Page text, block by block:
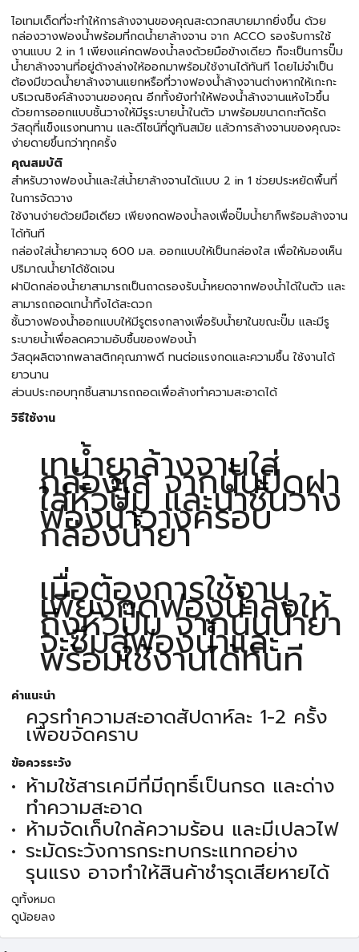
ไอเทมเด็ดที่จะทำให้การล้างจานของคุณสะดวกสบายมากยิ่งขึ้น ด้วย
กล่องวางฟองน้ำพร้อมที่กดน้ำยาล้างจาน จาก ACCO รองรับการใช้
งานแบบ 2 in 1 เพียงแค่กดฟองน้ำลงด้วยมือข้างเดียว ก็จะเป็นการปั๊ม
น้ำยาล้างจานที่อยู่ด้างล่างให้ออกมาพร้อมใช้งานได้ทันที โดยไม่จำเป็น
ต้องมีขวดน้ำยาล้างจานแยกหรือที่วางฟองน้ำล้างจานต่างหากให้เกะกะ
บริเวณซิงค์ล้างจานของคุณ อีกทั้งยังทำให้ฟองน้ำล้างจานแห้งไวขึ้น
ด้วยการออกแบบชั้นวางให้มีรูระบายน้ำในตัว มาพร้อมขนาดกะทัดรัด
วัสดุที่แข็งแรงทนทาน และดีไซน์ที่ดูทันสมัย แล้วการล้างจานของคุณจะ
ง่ายดายขึ้นกว่าทุกครั้ง
คุณสมบัติ
สำหรับวางฟองน้ำและใส่น้ำยาล้างจานได้แบบ 2 in 1 ช่วยประหยัดพื้นที่
ในการจัดวาง
ใช้งานง่ายด้วยมือเดียว เพียงกดฟองน้ำลงเพื่อปั๊มน้ำยาก็พร้อมล้างจาน
ได้ทันที
กล่องใส่น้ำยาความจุ 600 มล. ออกแบบให้เป็นกล่องใส เพื่อให้มองเห็น
ปริมาณน้ำยาได้ชัดเจน
ฝาปิดกล่องน้ำยาสามารถเป็นถาดรองรับน้ำหยดจากฟองน้ำได้ในตัว และ
สามารถถอดเทน้ำทิ้งได้สะดวก
ชั้นวางฟองน้ำออกแบบให้มีรูตรงกลางเพื่อรับน้ำยาในขณะปั๊ม และมีรู
ระบายน้ำเพื่อลดความอับชื้นของฟองน้ำ
วัสดุผลิตจากพลาสติกคุณภาพดี ทนต่อแรงกดและความชื้น ใช้งานได้
ยาวนาน
ส่วนประกอบทุกชิ้นสามารถถอดเพื่อล้างทำความสะอาดได้
วิธีใช้งาน
เทน้ำยาล้างจานใส่
กล่องใส จากนั้นปิดฝา
ใส่หัวปั๊ม และนำชั้นวาง
ฟองน้ำวางครอบ
กล่องน้ำยา
เมื่อต้องการใช้งาน
เพียงกดฟองน้ำลงให้
ถึงหัวปั๊ม จากนั้นน้ำยา
จะซึมสู่ฟองน้ำและ
พร้อมใช้งานได้ทันที
คำแนะนำ
ควรทำความสะอาดสัปดาห์ละ 1-2 ครั้ง
เพื่อขจัดคราบ
ข้อควรระวัง
ห้ามใช้สารเคมีที่มีฤทธิ์เป็นกรด และด่าง
ทำความสะอาด
ห้ามจัดเก็บใกล้ความร้อน และมีเปลวไฟ
ระมัดระวังการกระทบกระแทกอย่าง
รุนแรง อาจทำให้สินค้าชำรุดเสียหายได้
ดูทั้งหมด
ดูน้อยลง